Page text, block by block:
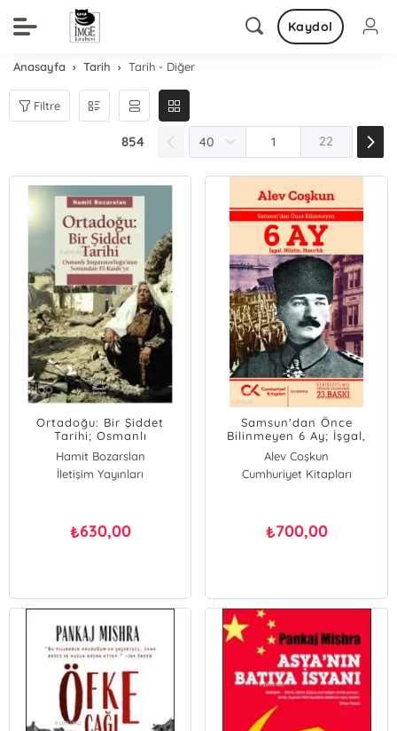
Kaydol
Anasayfa Tarih Tarih - Diğer
Filtre
854 22
Ortadoğu: Bir Şiddet
Tarihi; Osmanlı
İmparatorluğunun
Sonundan El Kaideye
Hamit Bozarslan
İletişim Yayınları
₺630,00
Samsun'dan Önce
Bilinmeyen 6 Ay; İşgal,
Hüzün, Hazırlık
Alev Coşkun
Cumhuriyet Kitapları
₺700,00